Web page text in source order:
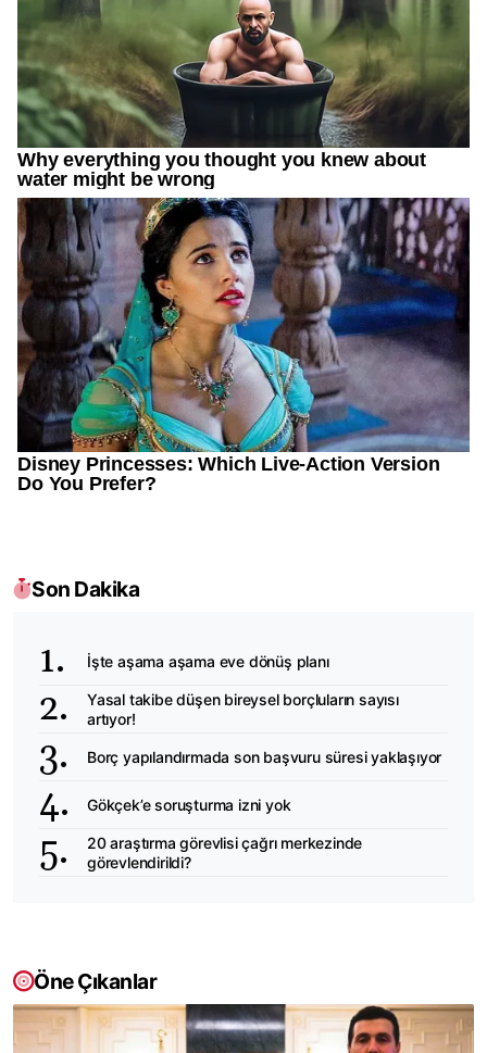
Son Dakika
İşte aşama aşama eve dönüş planı
Yasal takibe düşen bireysel borçluların sayısı
artıyor!
Borç yapılandırmada son başvuru süresi yaklaşıyor
Gökçek’e soruşturma izni yok
20 araştırma görevlisi çağrı merkezinde
görevlendirildi?
Öne Çıkanlar